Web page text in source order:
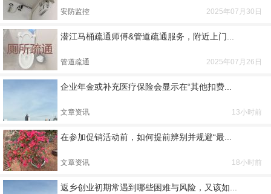
安防监控 2025年07月30日
潜江马桶疏通师傅&管道疏通服务，附近上门...
管道疏通 2025年07月26日
企业年金或补充医疗保险会显示在“其他扣费...
文章资讯 13小时前
在参加促销活动前，如何提前辨别并规避“最...
文章资讯 18小时前
返乡创业初期常遇到哪些困难与风险，又该如...